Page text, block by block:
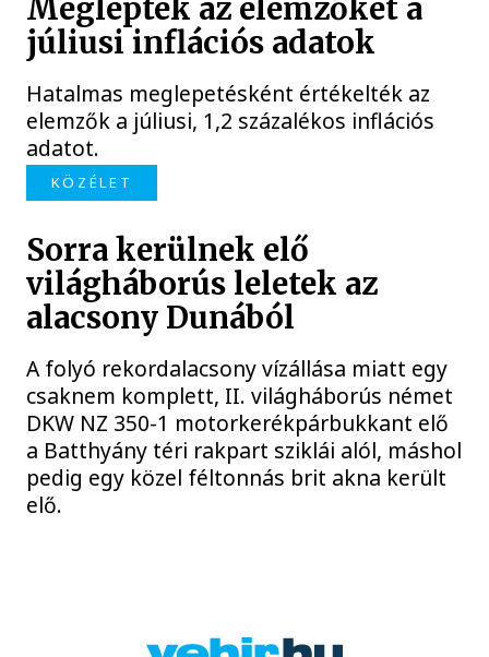
Meglepték az elemzőket a
júliusi inflációs adatok
Hatalmas meglepetésként értékelték az
elemzők a júliusi, 1,2 százalékos inflációs
adatot.
KÖZÉLET
Sorra kerülnek elő
világháborús leletek az
alacsony Dunából
A folyó rekordalacsony vízállása miatt egy
csaknem komplett, II. világháborús német
DKW NZ 350-1 motorkerékpárbukkant elő
a Batthyány téri rakpart sziklái alól, máshol
pedig egy közel féltonnás brit akna került
elő.